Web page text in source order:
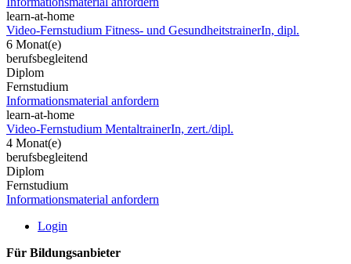
learn-at-home
Video-Fernstudium Fitness- und GesundheitstrainerIn, dipl.
6 Monat(e)
berufsbegleitend
Diplom
Fernstudium
Informationsmaterial anfordern
learn-at-home
Video-Fernstudium MentaltrainerIn, zert./dipl.
4 Monat(e)
berufsbegleitend
Diplom
Fernstudium
Informationsmaterial anfordern
Login
Für Bildungsanbieter